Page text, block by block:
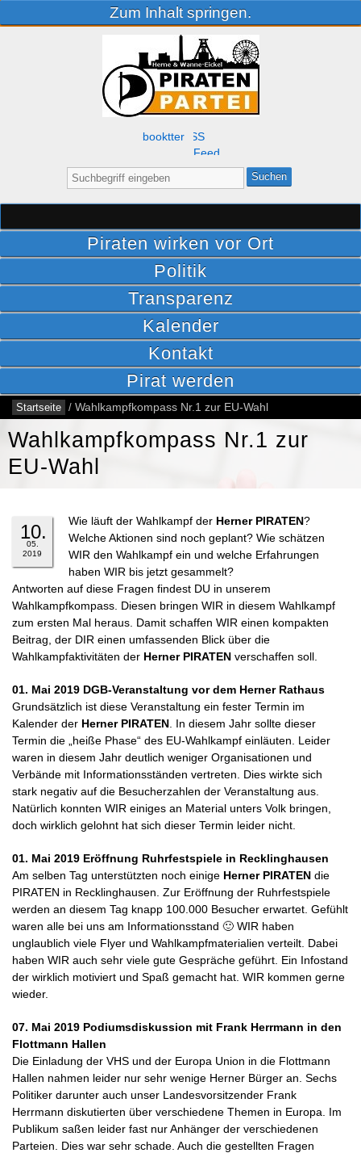
Zum Inhalt springen.
FacebookTwitterRSS
Feed
Suche
nach:
Piraten wirken vor Ort
Politik
Transparenz
Kalender
Kontakt
Pirat werden
Startseite / Wahlkampfkompass Nr.1 zur EU-Wahl
Wahlkampfkompass Nr.1 zur
EU-Wahl
10.
05.
2019
Wie läuft der Wahlkampf der Herner PIRATEN?
Welche Aktionen sind noch geplant? Wie schätzen
WIR den Wahlkampf ein und welche Erfahrungen
haben WIR bis jetzt gesammelt?
Antworten auf diese Fragen findest DU in unserem
Wahlkampfkompass. Diesen bringen WIR in diesem Wahlkampf
zum ersten Mal heraus. Damit schaffen WIR einen kompakten
Beitrag, der DIR einen umfassenden Blick über die
Wahlkampfaktivitäten der Herner PIRATEN verschaffen soll.
01. Mai 2019 DGB-Veranstaltung vor dem Herner Rathaus
Grundsätzlich ist diese Veranstaltung ein fester Termin im
Kalender der Herner PIRATEN . In diesem Jahr sollte dieser
Termin die „heiße Phase“ des EU-Wahlkampf einläuten. Leider
waren in diesem Jahr deutlich weniger Organisationen und
Verbände mit Informationsständen vertreten. Dies wirkte sich
stark negativ auf die Besucherzahlen der Veranstaltung aus.
Natürlich konnten WIR einiges an Material unters Volk bringen,
doch wirklich gelohnt hat sich dieser Termin leider nicht.
01. Mai 2019 Eröffnung Ruhrfestspiele in Recklinghausen
Am selben Tag unterstützten noch einige Herner PIRATEN die
PIRATEN in Recklinghausen. Zur Eröffnung der Ruhrfestspiele
werden an diesem Tag knapp 100.000 Besucher erwartet. Gefühlt
waren alle bei uns am Informationsstand 🙂 WIR haben
unglaublich viele Flyer und Wahlkampfmaterialien verteilt. Dabei
haben WIR auch sehr viele gute Gespräche geführt. Ein Infostand
der wirklich motiviert und Spaß gemacht hat. WIR kommen gerne
wieder.
07. Mai 2019 Podiumsdiskussion mit Frank Herrmann in den
Flottmann Hallen
Die Einladung der VHS und der Europa Union in die Flottmann
Hallen nahmen leider nur sehr wenige Herner Bürger an. Sechs
Politiker darunter auch unser Landesvorsitzender Frank
Herrmann diskutierten über verschiedene Themen in Europa. Im
Publikum saßen leider fast nur Anhänger der verschiedenen
Parteien. Dies war sehr schade. Auch die gestellten Fragen